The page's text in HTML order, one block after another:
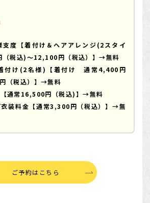
度【着付け＆ヘアアレンジ(2スタイ
税込)～12,100円（税込）】→無料
付け(2名様)【着付け 通常4,400円
（税込）】→無料
通常16,500円（税込)】→無料
装料金【通常3,300円（税込）】→無
ご予約はこちら